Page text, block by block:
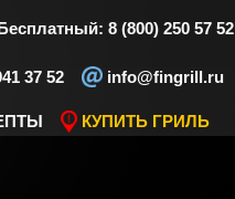
8 (800) 250 57 52
37 52 info@fingrill.ru
КУПИТЬ ГРИЛЬ